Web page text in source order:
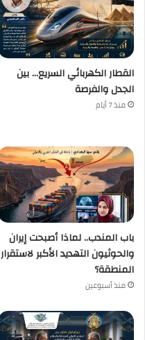
القطار الكهربائي السريع… بين
الجدل والفرصة
منذ 7 أيام
باب المندب.. لماذا أصبحت إيران
والحوثيون التهديد الأكبر لاستقرار
المنطقة؟
منذ أسبوعين